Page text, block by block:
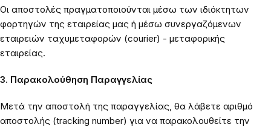
Οι αποστολές πραγματοποιούνται μέσω των ιδιόκτητων
φορτηγών της εταιρείας μας ή μέσω συνεργαζόμενων
εταιρειών ταχυμεταφορών (courier) - μεταφορικής
εταιρείας.
3. Παρακολούθηση Παραγγελίας
Μετά την αποστολή της παραγγελίας, θα λάβετε αριθμό
αποστολής (tracking number) για να παρακολουθείτε την